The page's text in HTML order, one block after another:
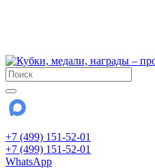
+7 (499) 151-52-01
+7 (499) 151-52-01
WhatsApp